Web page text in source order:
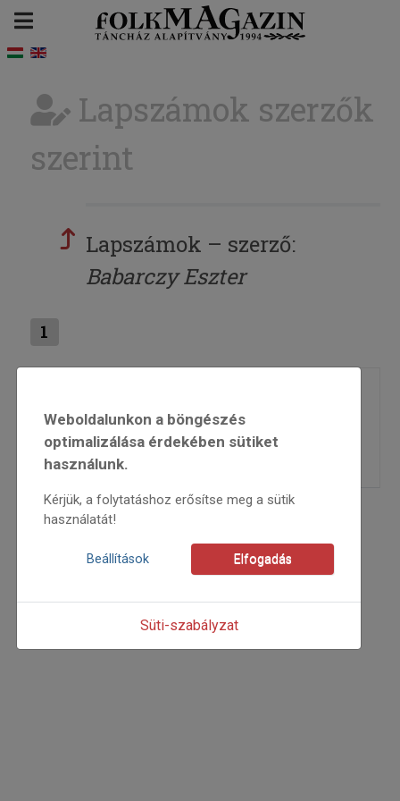
Lapszámok szerzők
szerint
Lapszámok – szerző:
Babarczy Eszter
1
2002/4
=>
Weboldalunkon a böngészés
optimalizálása érdekében sütiket
használunk.
Kérjük, a folytatáshoz erősítse meg a sütik
használatát!
Beállítások Elfogadás
Süti-szabályzat